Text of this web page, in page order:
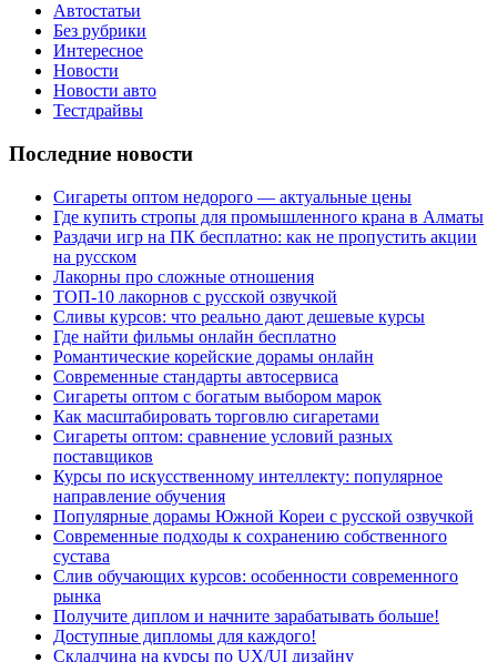
Автостатьи
Без рубрики
Интересное
Новости
Новости авто
Тестдрайвы
Последние новости
Сигареты оптом недорого — актуальные цены
Где купить стропы для промышленного крана в Алматы
Раздачи игр на ПК бесплатно: как не пропустить акции
на русском
Лакорны про сложные отношения
ТОП-10 лакорнов с русской озвучкой
Сливы курсов: что реально дают дешевые курсы
Где найти фильмы онлайн бесплатно
Романтические корейские дорамы онлайн
Современные стандарты автосервиса
Сигареты оптом с богатым выбором марок
Как масштабировать торговлю сигаретами
Сигареты оптом: сравнение условий разных
поставщиков
Курсы по искусственному интеллекту: популярное
направление обучения
Популярные дорамы Южной Кореи с русской озвучкой
Современные подходы к сохранению собственного
сустава
Слив обучающих курсов: особенности современного
рынка
Получите диплом и начните зарабатывать больше!
Доступные дипломы для каждого!
Складчина на курсы по UX/UI дизайну